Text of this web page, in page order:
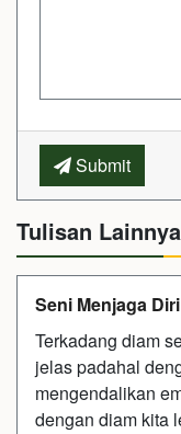
Submit
Tulisan Lainnya
Seni Menjaga
Terkadang diam
jelas padahal
mengendalikan
dengan diam kita